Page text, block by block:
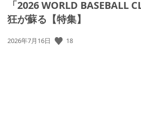
「2026 WORLD BASEBALL
狂が蘇る【特集】
公
2026年7月16日 18